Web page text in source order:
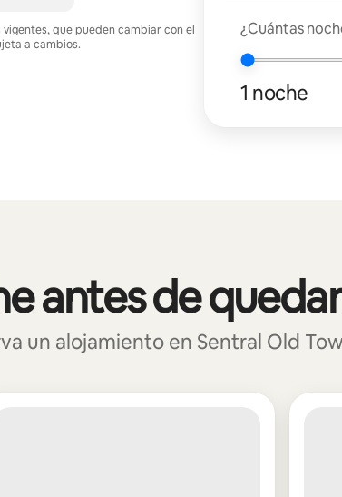
que pueden cambiar con el
a cambios.
¿Cuántas
1 noche
antes de
un alojamiento en Sentral Old